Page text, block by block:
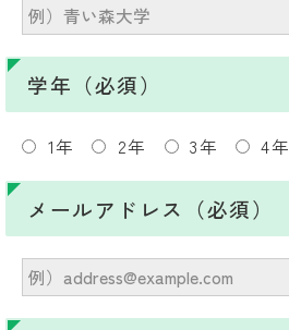
学年（必須）
1年 2年 3年 4年
メールアドレス（必須）